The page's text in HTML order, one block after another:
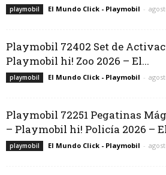
playmobil El Mundo Click - Playmobil -
Playmobil 72402 Set de
Playmobil hi! Zoo 2026 – El...
playmobil El Mundo Click - Playmobil -
Playmobil 72251 Pegatinas
– Playmobil hi! Policía 2026 –
playmobil El Mundo Click - Playmobil -